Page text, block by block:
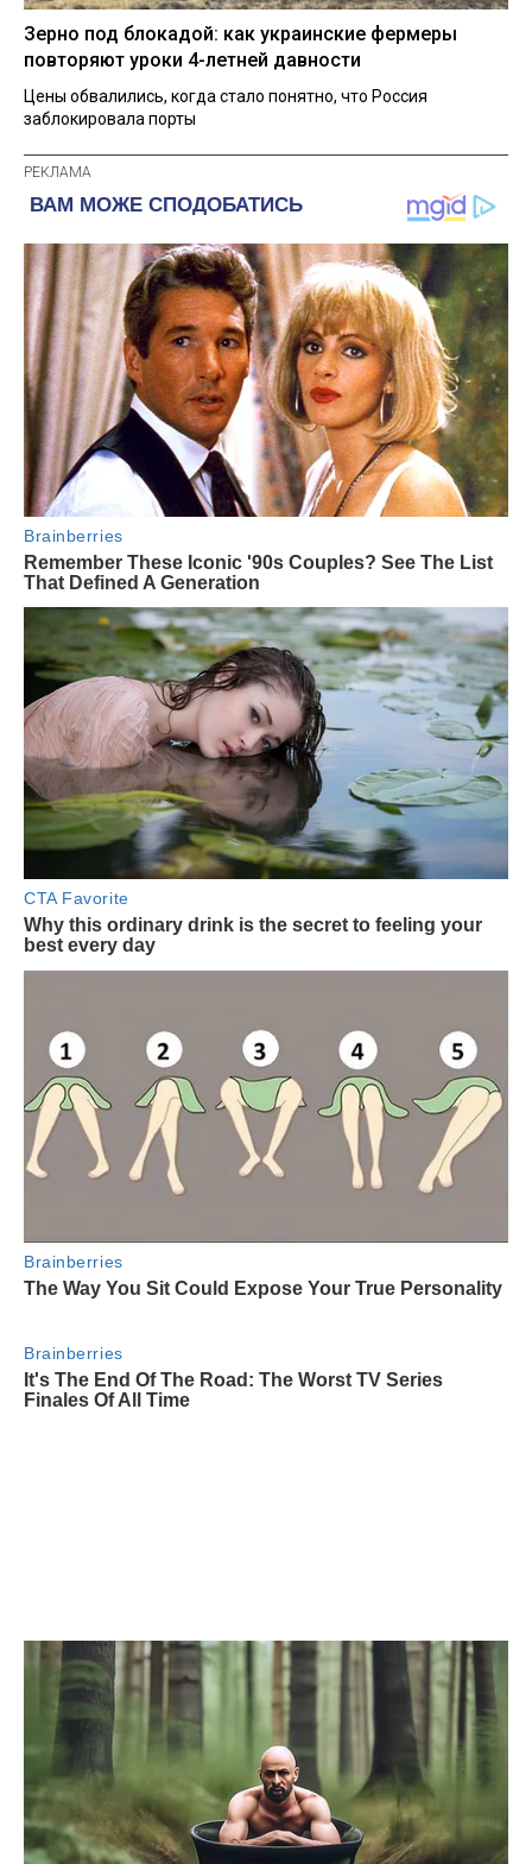
Зерно под блокадой: как украинские фермеры
повторяют уроки 4-летней давности
Цены обвалились, когда стало понятно, что Россия
заблокировала порты